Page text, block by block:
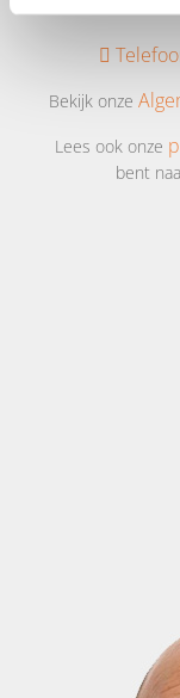
Bekijk onze
Lees ook onze
bent